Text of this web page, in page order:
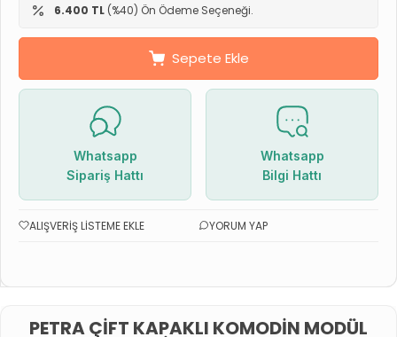
6.400 TL (%40) Ön Ödeme Seçeneği.
Sepete Ekle
Whatsapp
Sipariş Hattı
Whatsapp
Bilgi Hattı
ALIŞVERIŞ LISTEME EKLE YORUM YAP
PETRA ÇIFT KAPAKLI KOMODIN MODÜL